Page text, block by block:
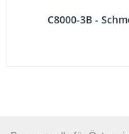
C8000-3B -